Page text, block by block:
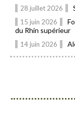
28 juillet 2026
15 juin 2026
du Rhin supérieur
14 juin 2026